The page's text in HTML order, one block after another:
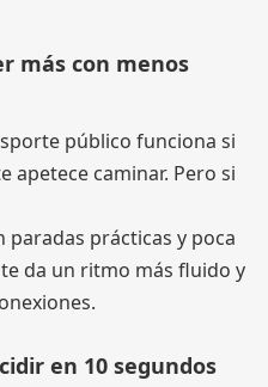
más con menos
público funciona si
apetece caminar. Pero si
prácticas y poca
da un ritmo más fluido y
en 10 segundos